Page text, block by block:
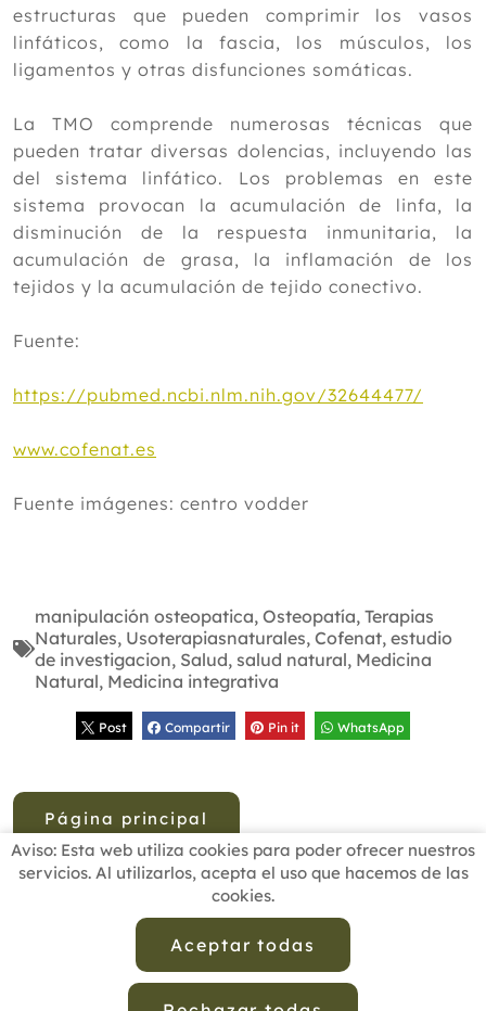
estructuras que pueden comprimir los vasos
linfáticos, como la fascia, los músculos, los
ligamentos y otras disfunciones somáticas.
La TMO comprende numerosas técnicas que
pueden tratar diversas dolencias, incluyendo las
del sistema linfático. Los problemas en este
sistema provocan la acumulación de linfa, la
disminución de la respuesta inmunitaria, la
acumulación de grasa, la inflamación de los
tejidos y la acumulación de tejido conectivo.
Fuente:
https://pubmed.ncbi.nlm.nih.gov/32644477/
www.cofenat.es
Fuente imágenes: centro vodder
manipulación osteopatica, Osteopatía, Terapias
Naturales, Usoterapiasnaturales, Cofenat, estudio
de investigacion, Salud, salud natural, Medicina
Natural, Medicina integrativa
Post Compartir Pin it WhatsApp
Página principal
Aviso: Esta web utiliza cookies para poder ofrecer nuestros
servicios. Al utilizarlos, acepta el uso que hacemos de las
cookies.
Aceptar todas
BUSCADOR PROFESIONALES
ESCUELAS RECOMENDADAS
CONTACTO